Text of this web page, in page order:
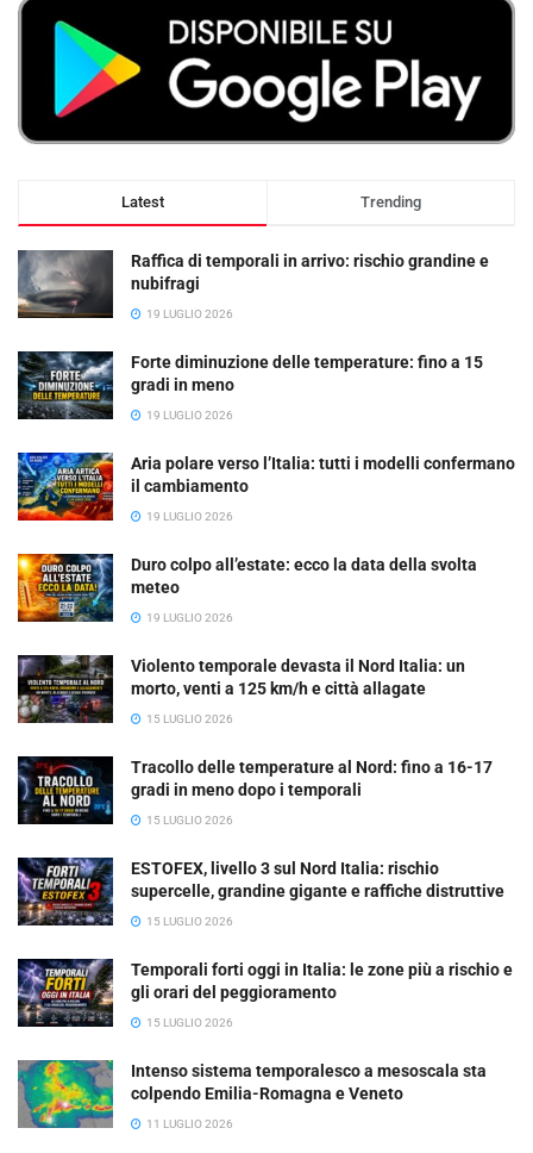
Latest Trending
Raffica di temporali in arrivo: rischio grandine e
nubifragi
19 LUGLIO 2026
Forte diminuzione delle temperature: fino a 15
gradi in meno
19 LUGLIO 2026
Aria polare verso l’Italia: tutti i modelli confermano
il cambiamento
19 LUGLIO 2026
Duro colpo all’estate: ecco la data della svolta
meteo
19 LUGLIO 2026
Violento temporale devasta il Nord Italia: un
morto, venti a 125 km/h e città allagate
15 LUGLIO 2026
Tracollo delle temperature al Nord: fino a 16-17
gradi in meno dopo i temporali
15 LUGLIO 2026
ESTOFEX, livello 3 sul Nord Italia: rischio
supercelle, grandine gigante e raffiche distruttive
15 LUGLIO 2026
Temporali forti oggi in Italia: le zone più a rischio e
gli orari del peggioramento
15 LUGLIO 2026
Intenso sistema temporalesco a mesoscala sta
colpendo Emilia-Romagna e Veneto
11 LUGLIO 2026